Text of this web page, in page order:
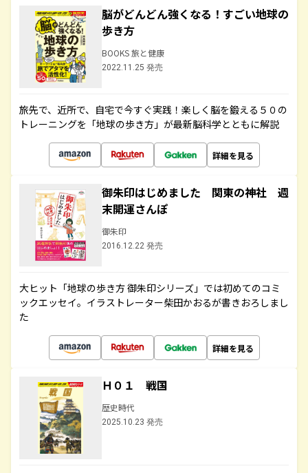
脳がどんどん強くなる！すごい地球の
歩き方
BOOKS 旅と健康
2022.11.25 発売
旅先で、近所で、自宅で今すぐ実践！楽しく脳を鍛える５０の
トレーニングを「地球の歩き方」が最新脳科学とともに解説
詳細を見る
御朱印はじめました 関東の神社 週
末開運さんぽ
御朱印
2016.12.22 発売
大ヒット「地球の歩き方 御朱印シリーズ」では初めてのコミ
ックエッセイ。イラストレーター柴田かおるが書きおろしまし
た
詳細を見る
Ｈ０１ 戦国
歴史時代
2025.10.23 発売